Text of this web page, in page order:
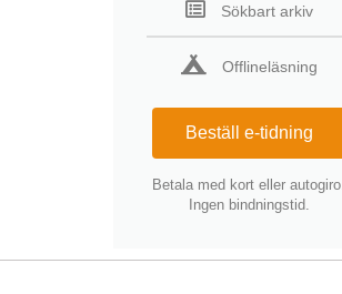
Sökbart arkiv
Offlineläsning
Beställ e-tidning
Betala med kort eller autogiro.
Ingen bindningstid.